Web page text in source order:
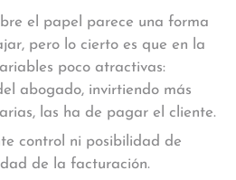
el papel parece una forma
pero lo cierto es que en la
poco atractivas:
las ha de pagar el cliente.
de la facturación.